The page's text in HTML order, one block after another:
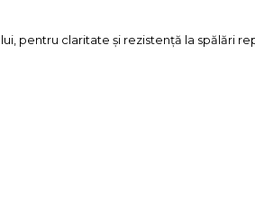
pentru claritate și rezistență la spălări